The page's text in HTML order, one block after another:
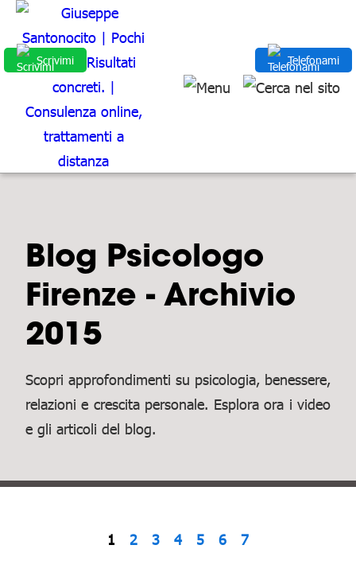
Scrivimi Telefonami
Blog Psicologo
Firenze - Archivio
2015
Scopri approfondimenti su psicologia, benessere,
relazioni e crescita personale. Esplora ora i video
e gli articoli del blog.
1 2 3 4 5 6 7